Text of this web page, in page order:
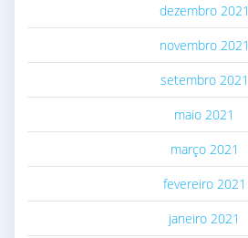
dezembro 2021
novembro 2021
setembro 2021
maio 2021
março 2021
fevereiro 2021
janeiro 2021